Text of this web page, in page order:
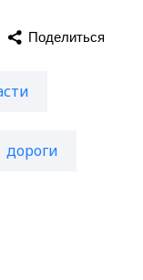
дороги
Поделиться